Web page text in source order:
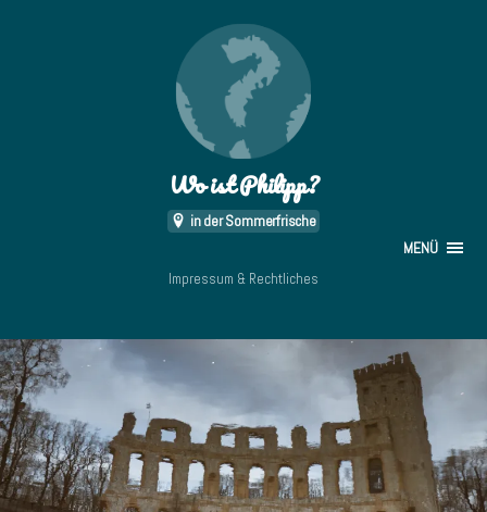
Wo ist Philipp?
in der Sommerfrische
MENÜ
Impressum & Rechtliches